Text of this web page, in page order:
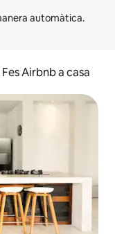
Fes Airbnb a casa